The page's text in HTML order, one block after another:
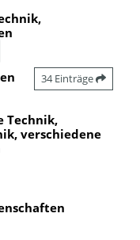
34 Einträge
Technik,
verschiedene